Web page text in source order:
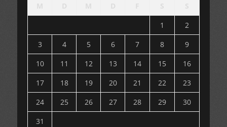
1
2
3
4 5 6 7 8
9
10
11 12 13 14 15
16
17
18 19 20 21 22
23
24
25 26 27 28 29
30
31